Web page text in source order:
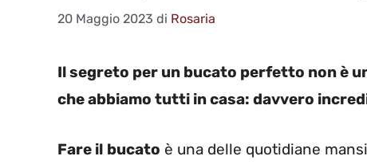
20 Maggio 2023 di Rosaria
Il segreto per un bucato perfetto non è
che abbiamo tutti in casa: davvero
Fare il bucato è una delle quotidiane